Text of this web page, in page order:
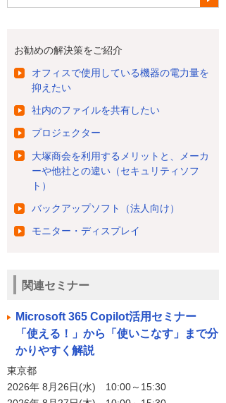
お勧めの解決策をご紹介
オフィスで使用している機器の電力量を
抑えたい
社内のファイルを共有したい
プロジェクター
大塚商会を利用するメリットと、メーカ
ーや他社との違い（セキュリティソフ
ト）
バックアップソフト（法人向け）
モニター・ディスプレイ
関連セミナー
Microsoft 365 Copilot活用セミナー
「使える！」から「使いこなす」まで分
かりやすく解説
東京都
2026年 8月26日(水) 10:00～15:30